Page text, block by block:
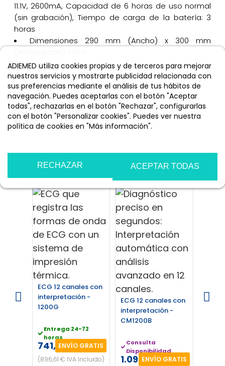
ADIEMED utiliza cookies propias y de terceros para mejorar
nuestros servicios y mostrarte publicidad relacionada con
sus preferencias mediante el análisis de tus hábitos de
navegación. Puedes aceptarlas con el botón "Aceptar
todas", rechazarlas en el botón "Rechazar", configurarlas
con el botón "Personalizar cookies". Puedes ver nuestra
política de cookies en "Más información".
RECHAZAR ACEPTAR TODAS
11.1V, 2600mA, Capacidad de 6 horas de uso normal
(sin grabación), Tiempo de carga de la batería: 3
horas
Dimensiones 290 mm (Ancho) x 300 mm
Accesorios incluidos
Batería de litio
Cable de alimentación
Impresora A4
También compraron...
ECG 12 canales con
interpretación -
1200G
Entrega 24-72
horas
741,00 €ENVÍO GRATIS
(896,61 € IVA Incluido)
ECG 12 canales con
interpretación -
CM1200B
Consulta
Disponibilidad
1.095,00 €
ENVÍO GRATIS